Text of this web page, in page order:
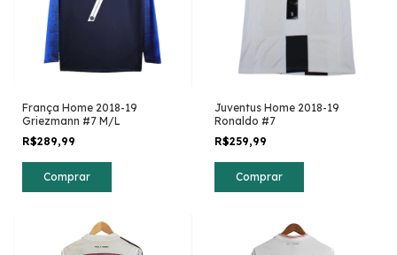
França Home 2018-19
Griezmann #7 M/L
R$289,99
Comprar
Juventus Home 2018-19
Ronaldo #7
R$259,99
Comprar